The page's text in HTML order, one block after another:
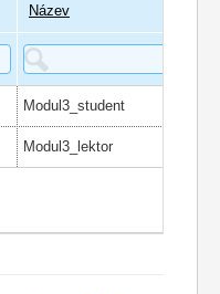
Název
Modul3_student
Modul3_lektor